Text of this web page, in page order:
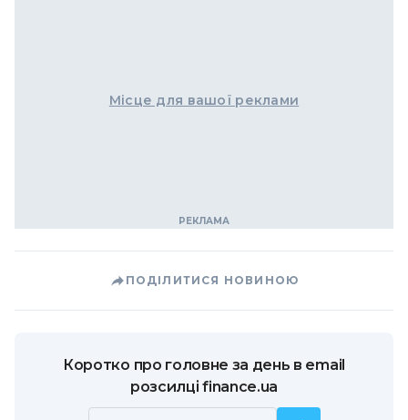
Місце для вашої реклами
ПОДІЛИТИСЯ НОВИНОЮ
Коротко про головне за день в email
розсилці finance.ua